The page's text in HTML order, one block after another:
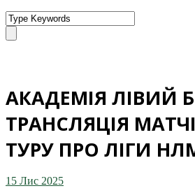
АКАДЕМІЯ ЛІВИЙ
ТРАНСЛЯЦІЯ
ТУРУ ПРО ЛІГИ
15 Лис 2025